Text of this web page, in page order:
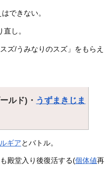
できない。
し。
ズ/うみなりのスズ」をもらえ
ルド)・ うずまきじま
ギアとバトル。
殿堂入り後復活する(個体値再